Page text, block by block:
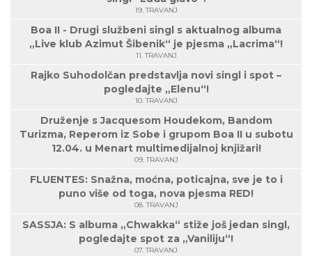
19. TRAVANJ
Boa II - Drugi službeni singl s aktualnog albuma
„Live klub Azimut Šibenik“ je pjesma „Lacrima“!
11. TRAVANJ
Rajko Suhodolčan predstavlja novi singl i spot –
pogledajte „Elenu“!
10. TRAVANJ
Druženje s Jacquesom Houdekom, Bandom
Turizma, Reperom iz Sobe i grupom Boa II u subotu
12.04. u Menart multimedijalnoj knjižari!
09. TRAVANJ
FLUENTES: Snažna, moćna, poticajna, sve je to i
puno više od toga, nova pjesma RED!
08. TRAVANJ
SASSJA: S albuma „Chwakka“ stiže još jedan singl,
pogledajte spot za „Vaniliju“!
07. TRAVANJ